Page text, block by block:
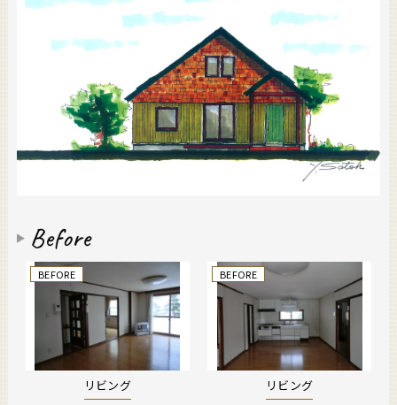
BEFORE
リビング
BEFORE
リビング